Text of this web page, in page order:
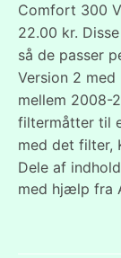
Comfort 300
22.00 kr.
så de passer
Version 2
mellem 2008-
filtermåtter til
med det filter,
Dele af
med hjælp fra